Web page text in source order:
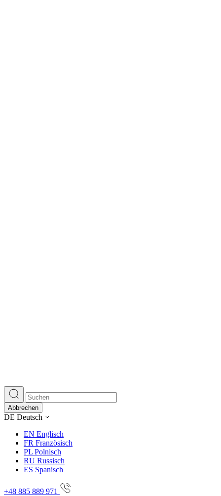
Abbrechen
DE Deutsch
EN Englisch
FR Französisch
PL Polnisch
RU Russisch
ES Spanisch
+48 885 889 971